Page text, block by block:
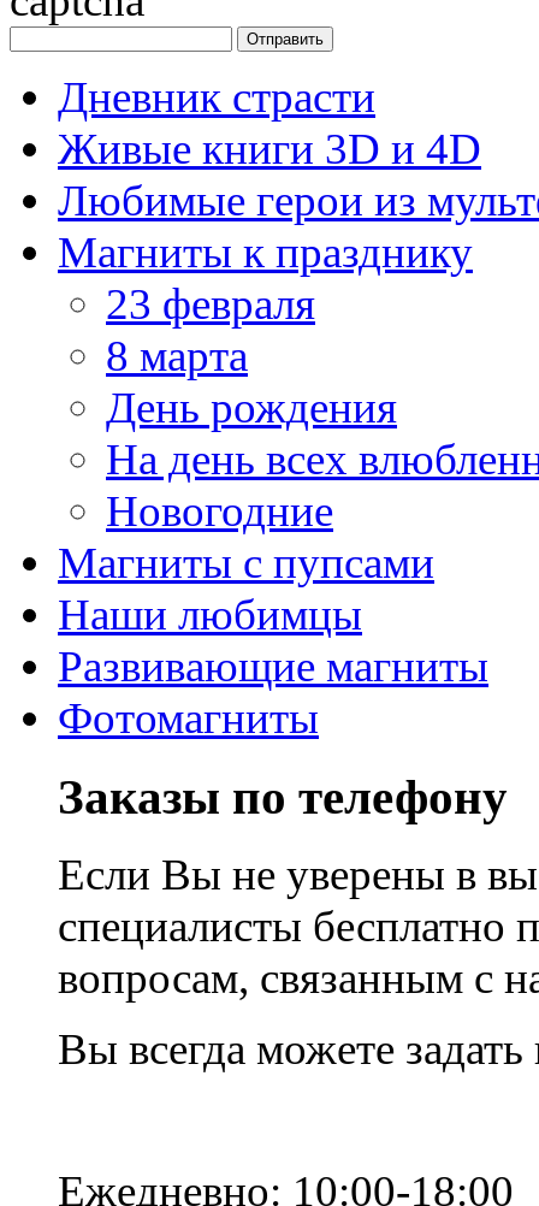
Дневник страсти
Живые книги 3D и 4D
Любимые герои из
Магниты к празднику
23 февраля
8 марта
День рождения
На день всех
Новогодние
Магниты с пупсами
Наши любимцы
Развивающие магниты
Фотомагниты
Заказы по телефону
Если Вы не уверены в
специалисты
вопросам, связанным с
Вы всегда можете
Ежедневно: 10:00-18:00